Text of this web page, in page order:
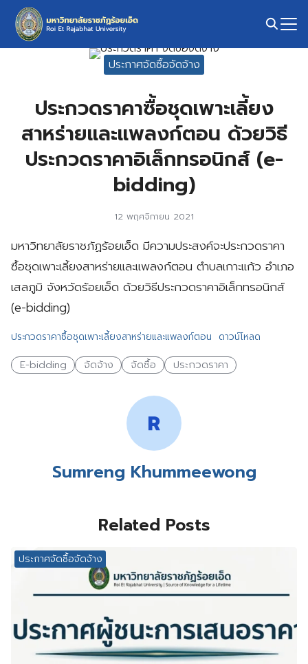
Skip
content
ประกาศจัดซื้อจัดจ้าง
ประกวดราคาซื้อชุดเพาะเลี้ยง
สาหร่ายและแพลงก์ตอน ด้วยวิธี
ประกวดราคาอิเล็กทรอนิกส์ (e-
bidding)
12 พฤศจิกายน 2021
มหาวิทยาลัยราชภัฏร้อยเอ็ด มีความประสงค์จะประกวดราคา
ซื้อชุดเพาะเลี้ยงสาหร่ายและแพลงก์ตอน ตำบลเกาะแก้ว อำเภอ
เสลภูมิ จังหวัดร้อยเอ็ด ด้วยวิธีประกวดราคาอิเล็กทรอนิกส์
(e-bidding)
ประกวดราคาซื้อชุดเพาะเลี้ยงสาหร่ายและแพลงก์ตอน ดาวน์โหลด
E-bidding จัดจ้าง จัดซื้อ ประกวดราคา
Sumreng Khummeewong
Related Posts
ประกาศจัดซื้อจัดจ้าง